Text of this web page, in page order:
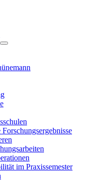
Forschungsergebnisse
im Praxissemester